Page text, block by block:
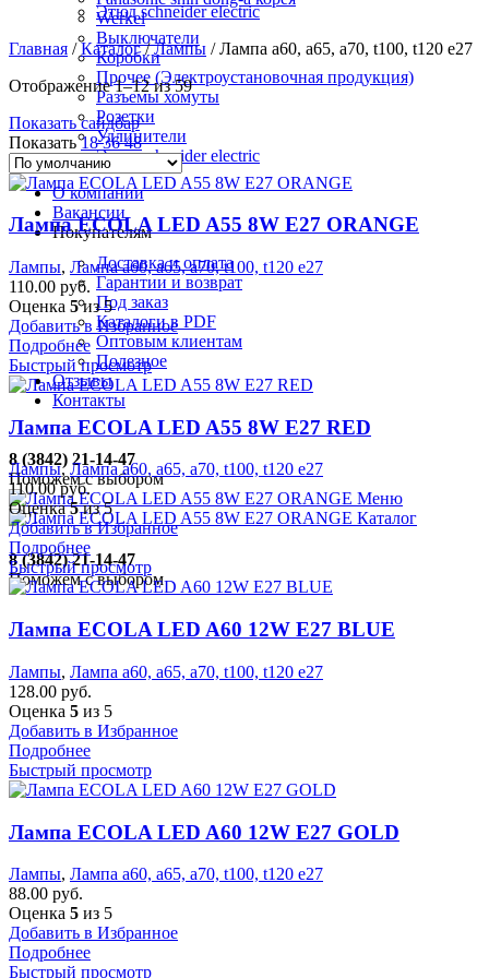
Werkel
Выключатели
Коробки
Прочее (Электроустановочная продукция)
Разъемы хомуты
Розетки
Удлинители
Этюд schneider electric
О компании
Вакансии
Покупателям
Доставка и оплата
Гарантии и возврат
Под заказ
Каталоги в PDF
Оптовым клиентам
Полезное
Отзывы
Контакты
8 (3842) 21-14-47
Поможем с выбором
Меню
Каталог
8 (3842) 21-14-47
Поможем с выбором
Этюд schneider electric
Главная /Каталог/Лампы /Лампа а60, а65, а70, t100, t120 е27
Отображение 1–12 из 59
Показать сайдбар
Показать183648
Лампа ECOLA LED A55 8W E27 ORANGE
Лампы, Лампа а60, а65, а70, t100, t120 е27
110.00 руб.
Оценка 5из 5
Добавить в Избранное
Подробнее
Быстрый просмотр
Лампа ECOLA LED A55 8W E27 RED
Лампы,Лампа а60, а65, а70, t100, t120 е27
110.00руб.
Оценка5из 5
Добавить в Избранное
Подробнее
Быстрый просмотр
Лампа ECOLA LED A60 12W E27 BLUE
Лампы, Лампа а60, а65, а70, t100, t120 е27
128.00 руб.
Оценка 5 из 5
Добавить в Избранное
Подробнее
Быстрый просмотр
Лампа ECOLA LED A60 12W E27 GOLD
Лампы, Лампа а60, а65, а70, t100, t120 е27
88.00 руб.
Оценка 5 из 5
Добавить в Избранное
Подробнее
Быстрый просмотр